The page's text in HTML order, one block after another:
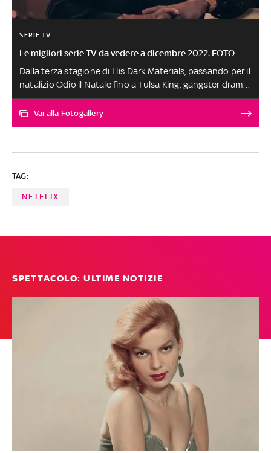
SERIE TV
Le migliori serie TV da vedere a dicembre 2022. FOTO
Dalla terza stagione di His Dark Materials, passando per il
natalizio Odio il Natale fino a Tulsa King, gangster drama
con Sylvester Stallone: scopri le serie da non perdere a
dicembre
Vai alla Fotogallery
TAG:
NETFLIX
SPETTACOLO: ULTIME NOTIZIE